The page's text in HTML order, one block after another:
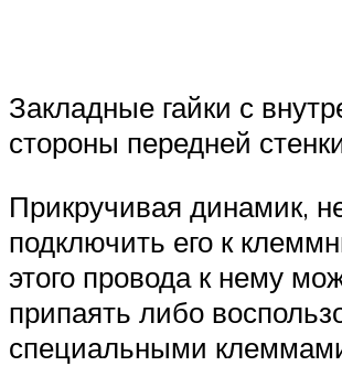
Закладные гайки с
стороны передней
Прикручивая динамик,
подключить его к
этого провода к нему
припаять либо
специальными